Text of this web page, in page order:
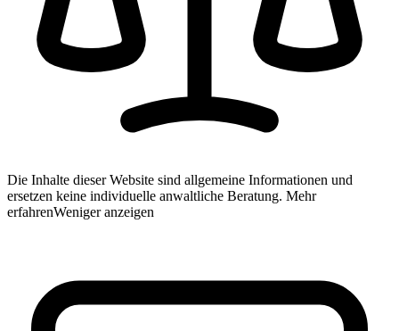
Die Inhalte dieser Website sind allgemeine Informationen und
ersetzen keine individuelle anwaltliche Beratung. Mehr
erfahrenWeniger anzeigen